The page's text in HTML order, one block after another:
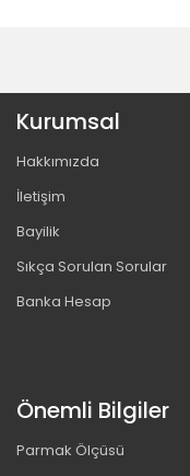
Kurumsal
Hakkımızda
İletişim
Bayilik
Sıkça Sorulan Sorular
Banka Hesap
Önemli Bilgiler
Parmak Ölçüsü